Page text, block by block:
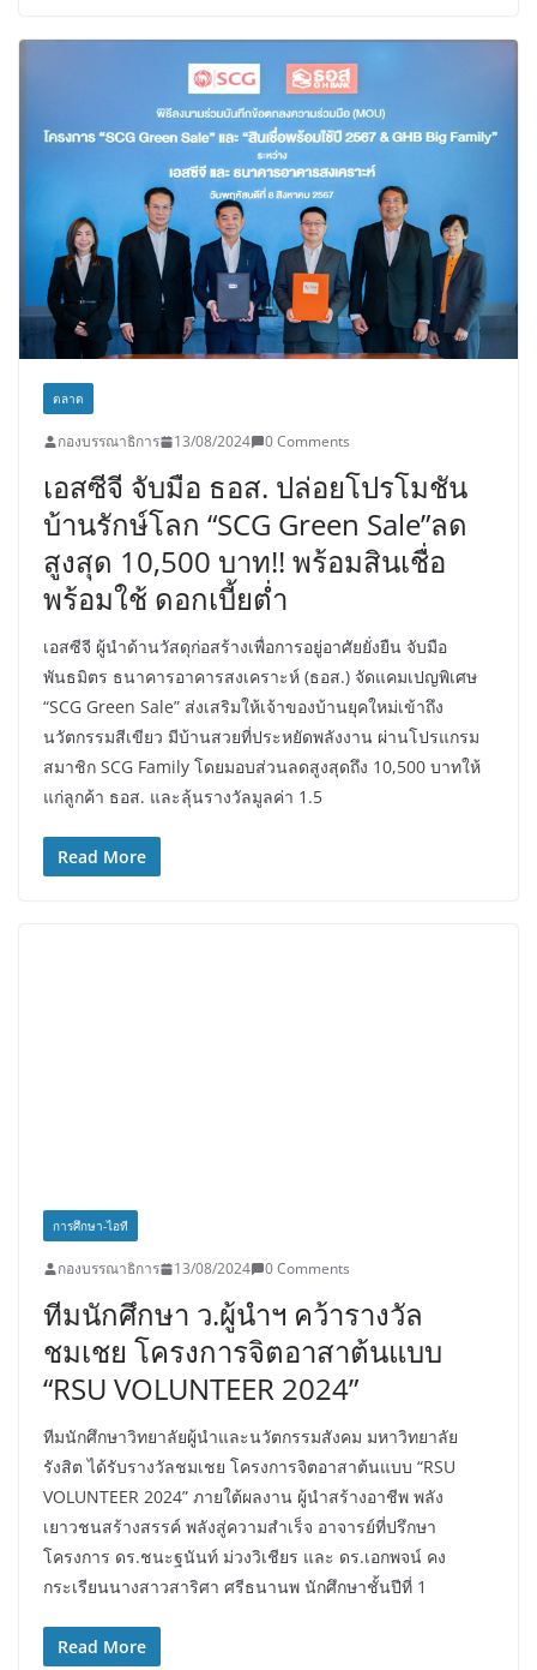
ตลาด
กองบรรณาธิการ 13/08/2024 0 Comments
เอสซีจี จับมือ ธอส. ปล่อยโปรโมชัน
บ้านรักษ์โลก “SCG Green Sale”ลด
สูงสุด 10,500 บาท!! พร้อมสินเชื่อ
พร้อมใช้ ดอกเบี้ยต่ำ
เอสซีจี ผู้นำด้านวัสดุก่อสร้างเพื่อการอยู่อาศัยยั่งยืน จับมือ
พันธมิตร ธนาคารอาคารสงเคราะห์ (ธอส.) จัดแคมเปญพิเศษ
“SCG Green Sale” ส่งเสริมให้เจ้าของบ้านยุคใหม่เข้าถึง
นวัตกรรมสีเขียว มีบ้านสวยที่ประหยัดพลังงาน ผ่านโปรแกรม
สมาชิก SCG Family โดยมอบส่วนลดสูงสุดถึง 10,500 บาทให้
แก่ลูกค้า ธอส. และลุ้นรางวัลมูลค่า 1.5
Read More
การศึกษา-ไอที
กองบรรณาธิการ 13/08/2024 0 Comments
ทีมนักศึกษา ว.ผู้นำฯ คว้ารางวัล
ชมเชย โครงการจิตอาสาต้นแบบ
“RSU VOLUNTEER 2024”
ทีมนักศึกษาวิทยาลัยผู้นำและนวัตกรรมสังคม มหาวิทยาลัย
รังสิต ได้รับรางวัลชมเชย โครงการจิตอาสาต้นแบบ “RSU
VOLUNTEER 2024” ภายใต้ผลงาน ผู้นำสร้างอาชีพ พลัง
เยาวชนสร้างสรรค์ พลังสู่ความสำเร็จ อาจารย์ที่ปรึกษา
โครงการ ดร.ชนะฐนันท์ ม่วงวิเชียร และ ดร.เอกพจน์ คง
กระเรียนนางสาวสาริศา ศรีธนานพ นักศึกษาชั้นปีที่ 1
Read More